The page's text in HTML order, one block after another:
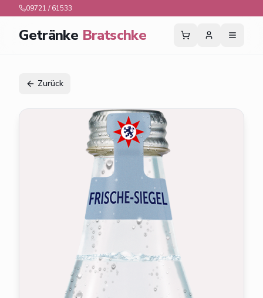
09721 / 61533
Getränke Bratschke
Zurück